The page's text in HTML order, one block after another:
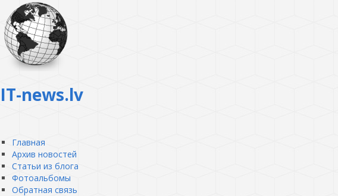
IT-news.lv
Главная
Архив новостей
Статьи из блога
Фотоальбомы
Обратная связь